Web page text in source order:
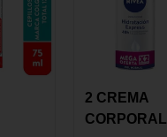
2 CREMA
CORPORAL